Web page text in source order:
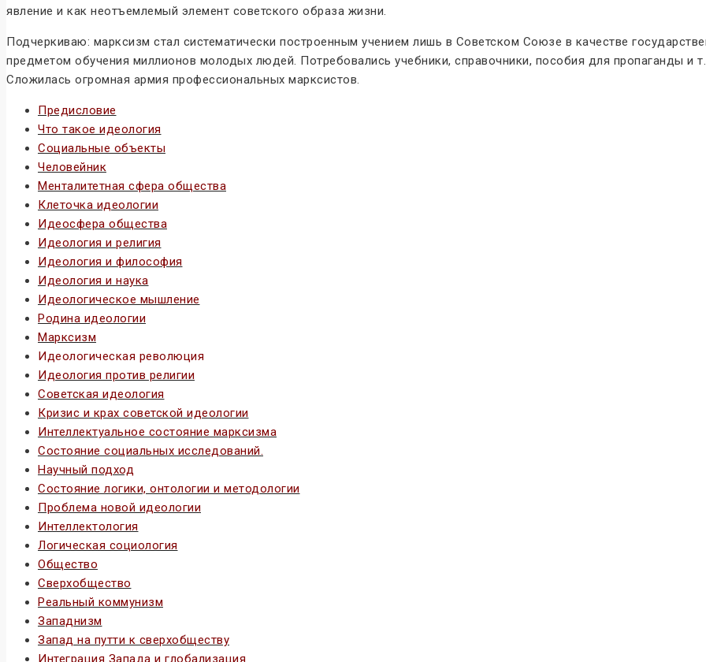
явление и как неотъемлемый элемент советского образа жизни.
Подчеркиваю: марксизм стал систематически построенным учением лишь в Советском Союзе в качестве
предметом обучения миллионов молодых людей. Потребовались учебники, справочники, пособия для пропаганды и
Сложилась огромная армия профессиональных марксистов.
Предисловие
Что такое идеология
Социальные объекты
Человейник
Менталитетная сфера общества
Клеточка идеологии
Идеосфера общества
Идеология и религия
Идеология и философия
Идеология и наука
Идеологическое мышление
Родина идеологии
Марксизм
Идеологическая революция
Идеология против религии
Советская идеология
Кризис и крах советской идеологии
Интеллектуальное состояние марксизма
Состояние социальных исследований.
Научный подход
Состояние логики, онтологии и методологии
Проблема новой идеологии
Интеллектология
Логическая социология
Общество
Сверхобщество
Реальный коммунизм
Западнизм
Запад на путти к сверхобществу
Интеграция Запада и глобализация